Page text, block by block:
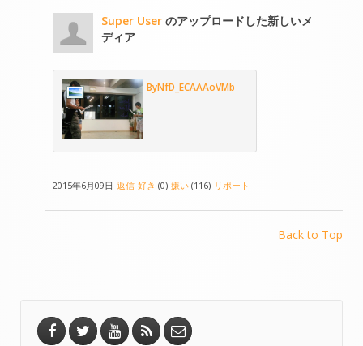
Super User のアップロードした新しいメ
ディア
ByNfD_ECAAAoVMb
2015年6月09日 返信 好き (0) 嫌い (116) リポート
Back to Top